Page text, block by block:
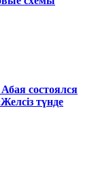
состоялся
түнде